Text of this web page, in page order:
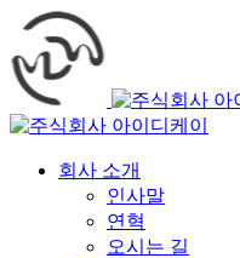
회사 소개
인사말
연혁
오시는 길